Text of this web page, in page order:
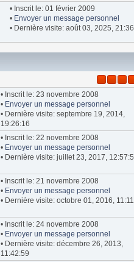
• Inscrit le: 01 février 2009
• Envoyer un message personnel
• Dernière visite: août 03, 2025,
• Inscrit le: 23 novembre 2008
• Envoyer un message personnel
• Dernière visite: septembre 19, 2014,
19:26:16
• Inscrit le: 22 novembre 2008
• Envoyer un message personnel
• Dernière visite: juillet 23, 2017,
• Inscrit le: 21 novembre 2008
• Envoyer un message personnel
• Dernière visite: octobre 01, 2016,
• Inscrit le: 24 novembre 2008
• Envoyer un message personnel
• Dernière visite: décembre 26, 2013,
11:42:59